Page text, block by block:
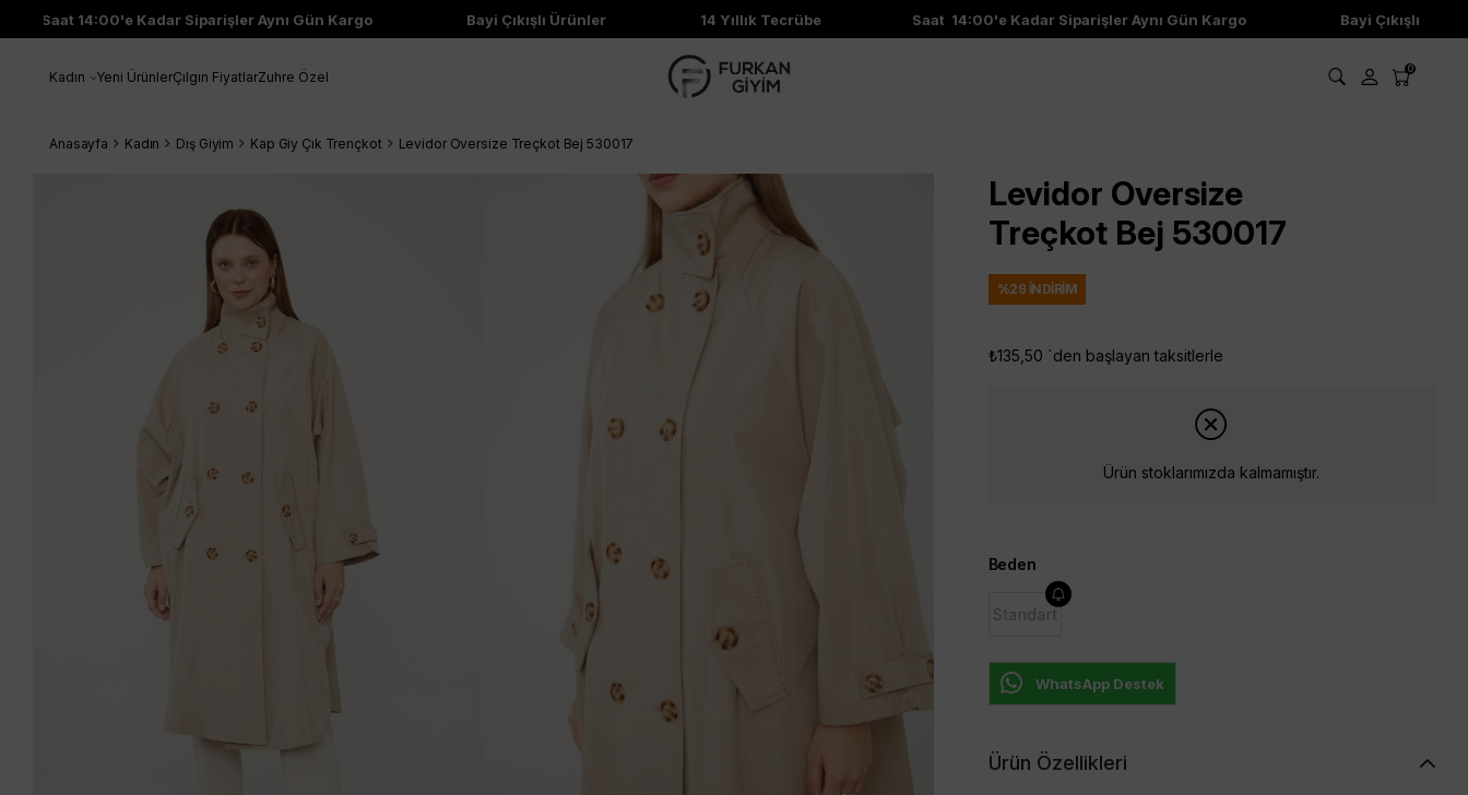
Saat 14:00'e Kadar Siparişler Aynı Gün Kargo Bayi Çıkışlı Ürünler 14 Yıllık Tecrübe Saat 14:00'e Kadar Siparişler Aynı Gün Kargo Bayi Çıkışlı Ürünler
Kadın Yeni ÜrünlerÇılgın FiyatlarZuhre Özel 0
Anasayfa Kadın Dış Giyim Kap Giy Çık Trençkot Levidor Oversize Treçkot Bej 530017
Levidor Oversize
Treçkot Bej 530017
%29 İNDIRIM
₺135,50 `den başlayan taksitlerle
Ürün stoklarımızda kalmamıştır.
Beden
Standart
WhatsApp Destek
Ürün Özellikleri